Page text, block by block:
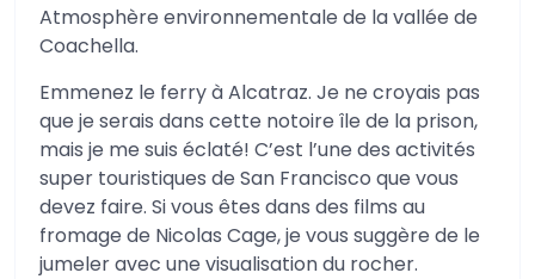
Atmosphère environnementale de la vallée de
Coachella.
Emmenez le ferry à Alcatraz. Je ne croyais pas
que je serais dans cette notoire île de la prison,
mais je me suis éclaté! C’est l’une des activités
super touristiques de San Francisco que vous
devez faire. Si vous êtes dans des films au
fromage de Nicolas Cage, je vous suggère de le
jumeler avec une visualisation du rocher.